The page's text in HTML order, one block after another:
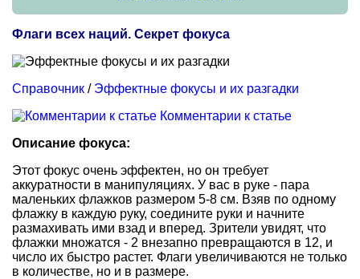
Флаги всех наций. Секрет фокуса
Справочник / Эффектные фокусы и их разгадки
Комментарии к статье
Описание фокуса:
Этот фокус очень эффектен, но он требует
аккуратности в манипуляциях. У вас в руке - пара
маленьких флажков размером 5-8 см. Взяв по одному
флажку в каждую руку, соедините руки и начните
размахивать ими взад и вперед. Зрители увидят, что
флажки множатся - 2 внезапно превращаются в 12, и
число их быстро растет. Флаги увеличиваются не только
в количестве, но и в размере.